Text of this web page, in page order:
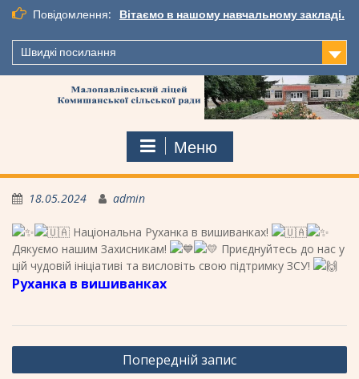
Повідомлення: Вітаємо в нашому навчальному закладі.
Швидкі посилання
Меню
18.05.2024 admin
Національна Руханка в вишиванках!
Дякуємо нашим Захисникам!
Приєднуйтесь до нас у
цій чудовій ініціативі та висловіть свою підтримку ЗСУ!
Руханка в вишиванках
Попередній запис